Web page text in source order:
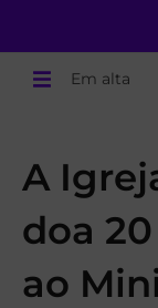
Em alta
A
doa
ao